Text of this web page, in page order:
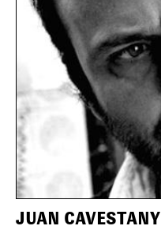
JUAN CAVESTANY